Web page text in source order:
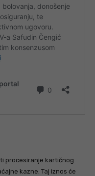
procesiranje kartičnog
kazne. Taj iznos će